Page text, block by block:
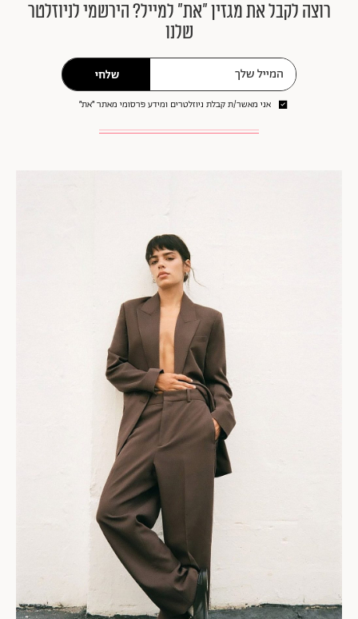
רוצה לקבל את מגזין ״את״ למייל? הירשמי לניוזלטר
שלנו
שלחי
אני מאשר/ת קבלת ניוזלטרים ומידע פרסומי מאתר ״את״